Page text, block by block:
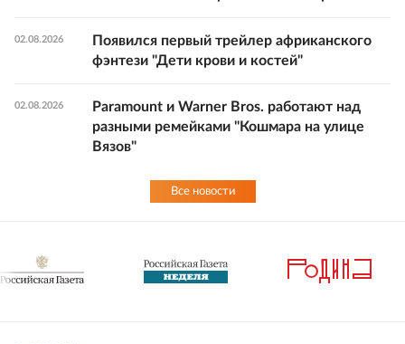
02.08.2026
Появился первый трейлер африканского
фэнтези "Дети крови и костей"
02.08.2026
Paramount и Warner Bros. работают над
разными ремейками "Кошмара на улице
Вязов"
Все новости